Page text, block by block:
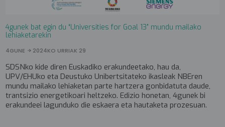
4gunek bat egin du “Universities for Goal 13” mundu mailako
lehiaketarekin
4GUNE 2024KO URRIAK 29
SDSNko kide diren Euskadiko erakundeetako, hau da,
UPV/EHUko eta Deustuko Unibertsitateko ikasleak NBEren
mundu mailako lehiaketan parte hartzera gonbidatuta daude,
trantsizio energetikoari heltzeko. Edizio honetan, 4gunek bi
erakundeei lagunduko die eskaera eta hautaketa prozesuan.